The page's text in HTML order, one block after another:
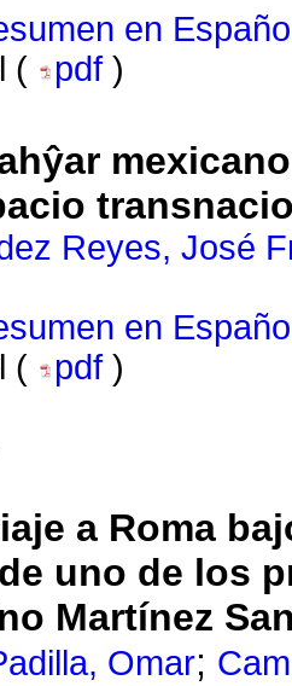
en
(
pdf )
Reyes, José
en
(
pdf )
a Roma
uno de los
Martínez
Omar;